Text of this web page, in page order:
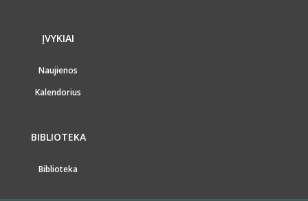
ĮVYKIAI
Naujienos
Kalendorius
BIBLIOTEKA
Biblioteka